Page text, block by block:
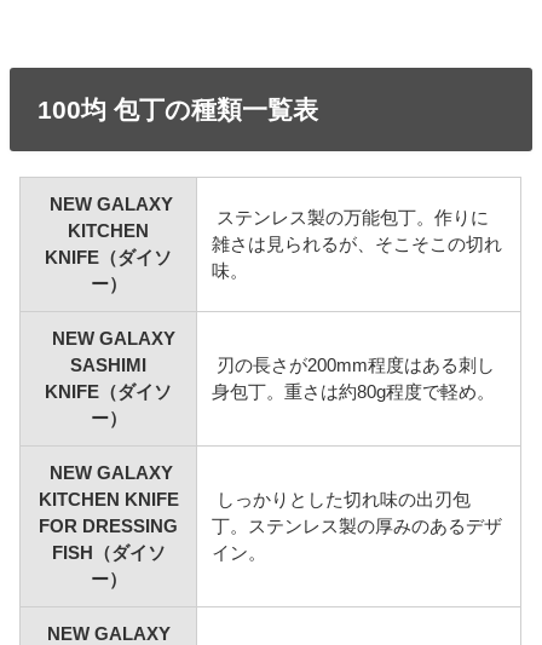
100均 包丁の種類一覧表
NEW GALAXY
KITCHEN
KNIFE（ダイソ
ー）
ステンレス製の万能包丁。作りに
雑さは見られるが、そこそこの切れ
味。
NEW GALAXY
SASHIMI
KNIFE（ダイソ
ー）
刃の長さが200mm程度はある刺し
身包丁。重さは約80g程度で軽め。
NEW GALAXY
KITCHEN KNIFE
FOR DRESSING
FISH（ダイソ
ー）
しっかりとした切れ味の出刃包
丁。ステンレス製の厚みのあるデザ
イン。
NEW GALAXY